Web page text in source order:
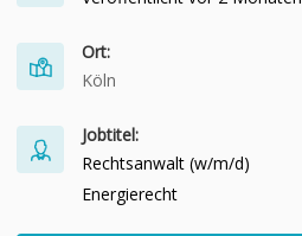
Ort:
Köln
Jobtitel:
Rechtsanwalt (w/m/d)
Energierecht